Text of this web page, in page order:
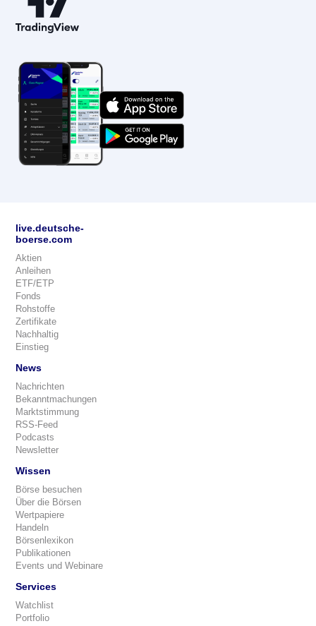
live.deutsche-
boerse.com
Aktien
Anleihen
ETF/ETP
Fonds
Rohstoffe
Zertifikate
Nachhaltig
Einstieg
News
Nachrichten
Bekanntmachungen
Marktstimmung
RSS-Feed
Podcasts
Newsletter
Wissen
Börse besuchen
Über die Börsen
Wertpapiere
Handeln
Börsenlexikon
Publikationen
Events und Webinare
Services
Watchlist
Portfolio